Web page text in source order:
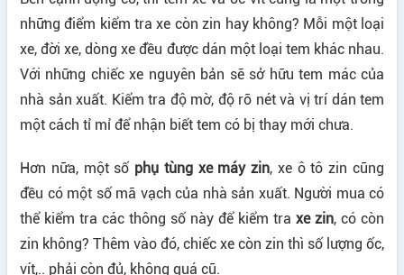
những điểm kiểm tra xe còn zin hay không? Mỗi một loại
xe, đời xe, dòng xe đều được dán một loại tem khác nhau.
Với những chiếc xe nguyên bản sẽ sở hữu tem mác của
nhà sản xuất. Kiểm tra độ mờ, độ rõ nét và vị trí dán tem
một cách tỉ mỉ để nhận biết tem có bị thay mới chưa.
Hơn nữa, một số phụ tùng xe máy zin, xe ô tô zin cũng
đều có một số mã vạch của nhà sản xuất. Người mua có
thể kiểm tra các thông số này để kiểm tra xe zin, có còn
zin không? Thêm vào đó, chiếc xe còn zin thì số lượng ốc,
vít,.. phải còn đủ, không quá cũ.